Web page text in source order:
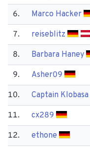
6. Marco Hacker
7. reiseblitz
8. Barbara Haney
9. Asher09
10. Captain Klobasa
11. cx289
12. ethone